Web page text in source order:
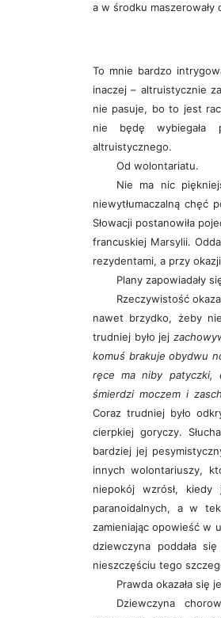
a w środku maszerowały
To mnie bardzo
inaczej – altruistycznie
nie pasuje, bo to jest
nie będę wybiegała
altruistycznego.
Od wolontariatu.
Nie ma nic
niewytłumaczalną chęć
Słowacji postanowiła
francuskiej Marsylii.
rezydentami, a przy
Plany zapowiadały
Rzeczywistość
nawet brzydko, żeby
trudniej było jej
komuś brakuje obydwu
ręce ma niby patyczki,
śmierdzi moczem i
Coraz trudniej było
cierpkiej goryczy.
bardziej jej
innych wolontariuszy,
niepokój wzrósł,
paranoidalnych, a w
zamieniając opowieść w
dziewczyna poddała
nieszczęściu tego
Prawda okazała się
Dziewczyna